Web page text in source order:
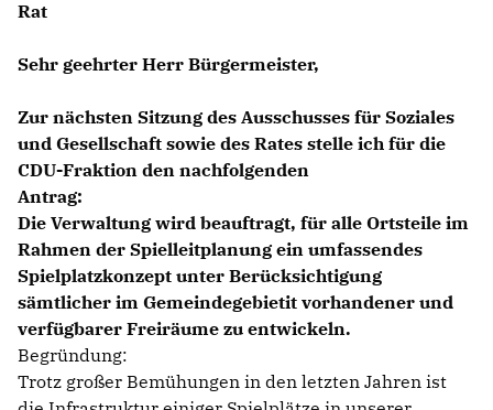
SPENDEN
Rat
Sehr geehrter Herr Bürgermeister,
Zur nächsten Sitzung des Ausschusses für Soziales
und Gesellschaft sowie des Rates stelle ich für die
CDU-Fraktion den nachfolgenden
Antrag:
Die Verwaltung wird beauftragt, für alle Ortsteile im
Rahmen der Spielleitplanung ein umfassendes
Spielplatzkonzept unter Berücksichtigung
sämtlicher im Gemeindegebietit vorhandener und
verfügbarer Freiräume zu entwickeln.
Begründung:
Trotz großer Bemühungen in den letzten Jahren ist